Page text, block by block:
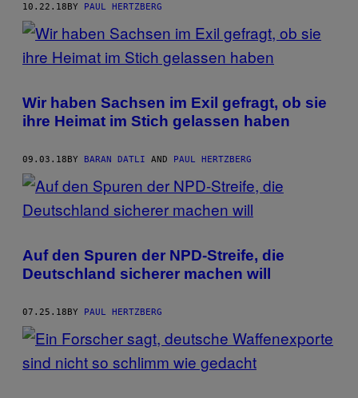
10.22.18BY PAUL HERTZBERG
Wir haben Sachsen im Exil gefragt, ob sie
ihre Heimat im Stich gelassen haben
09.03.18BY BARAN DATLI AND PAUL HERTZBERG
Auf den Spuren der NPD-Streife, die
Deutschland sicherer machen will
07.25.18BY PAUL HERTZBERG